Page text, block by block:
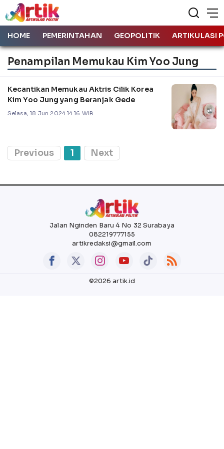
HOME PEMERINTAHAN GEOPOLITIK ARTIKULASI
Penampilan Memukau Kim Yoo Jung
Kecantikan Memukau Aktris Cilik Korea
Kim Yoo Jung yang Beranjak Gede
Selasa, 18 Jun 2024 14:16 WIB
Previous 1 Next
Jalan Nginden Baru 4 No 32 Surabaya
082219777155
artikredaksi@gmail.com
©2026 artik.id